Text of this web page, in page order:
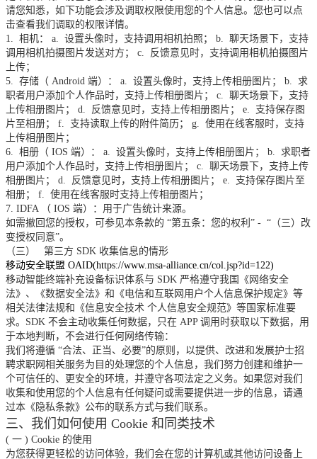
请您知悉，如下功能会涉及调取权限使用您的个人信息。您也可以点
击查看我们调取的权限详情。
1. 相机： a. 设置头像时，支持调用相机拍照； b. 聊天场景下，支持
调用相机拍摄图片发送对方；
c.
反馈意见时，支持调用相机拍摄图片
上传；
5. 存储（ Android 端）： a. 设置头像时，支持上传相册图片； b. 求
职者用户添加个人作品时，支持上传相册图片；
c. 聊天场景下，支持
上传相册图片；
d. 反馈意见时，支持上传相册图片； e.
支持保存图
片至相册；
f. 支持读取上传的附件简历； g. 使用在线客服时，支持
上传相册图片；
6. 相册（ IOS 端）： a. 设置头像时，支持上传相册图片； b. 求职者
用户添加个人作品时，支持上传相册图片；
c. 聊天场景下，支持上传
相册图片；
d. 反馈意见时，支持上传相册图片； e.
支持保存图片至
相册；
f. 使用在线客服时支持上传相册图片；
7. IDFA
（ IOS 端）：用于广告统计来源。
如需撤回您的授权，可参见本条款的 “第五条：您的权利” - “（三）改
变授权同意”。
（三）
第三方 SDK 收集信息的情形
移动安全联盟 OAID(https://www.msa-alliance.cn/col.jsp?id=122)
移动智能终端补充设备标识体系与 SDK 严格遵守我国《网络安全
法》、《数据安全法》和《电信和互联网用户个人信息保护规定》等
相关法律法规和《信息安全技术 个人信息安全规范》等国家标准要
求。SDK 不会主动收集任何数据，只在 APP 调用时获取以下数据，用
于本地判断，不会进行任何网络传输：
我们将遵循 “合法、正当、必要”的原则，以提供、改进和发展护士招
聘求职网相关服务为目的处理您的个人信息，我们努力创建和维护一
个可信任的、更安全的环境，并遵守各项法定之义务。如果您对我们
收集和使用您的个人信息有任何疑问或需要提供进一步的信息，请通
过本《隐私条款》公布的联系方式与我们联系。
三、我们如何使用 Cookie 和同类技术
( 一 ) Cookie 的使用
为您获得更轻松的访问体验，我们会在您的计算机或其他访问设备上